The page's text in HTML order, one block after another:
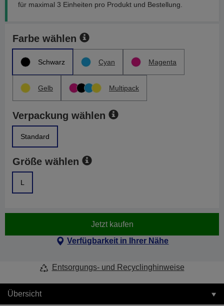
für maximal 3 Einheiten pro Produkt und Bestellung.
Farbe wählen
Schwarz Cyan Magenta
Gelb Multipack
Verpackung wählen
Standard
Größe wählen
L
Jetzt kaufen
Verfügbarkeit in Ihrer Nähe
Entsorgungs- und Recyclinghinweise
Übersicht